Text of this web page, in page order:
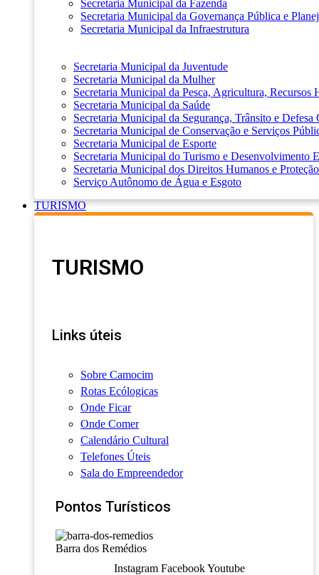
Secretaria Municipal da Fazenda
Secretaria Municipal da Governança Pública e
Secretaria Municipal da Infraestrutura
Secretaria Municipal da Juventude
Secretaria Municipal da Mulher
Secretaria Municipal da Pesca, Agricultura, Recursos
Secretaria Municipal da Saúde
Secretaria Municipal da Segurança, Trânsito e Defesa
Secretaria Municipal de Conservação e Serviços
Secretaria Municipal de Esporte
Secretaria Municipal do Turismo e Desenvolvimento
Secretaria Municipal dos Direitos Humanos e
Serviço Autônomo de Água e Esgoto
TURISMO
TURISMO
Links úteis
Sobre Camocim
Rotas Ecólogicas
Onde Ficar
Onde Comer
Calendário Cultural
Telefones Úteis
Sala do Empreendedor
Pontos Turísticos
Barra dos Remédios
Instagram Facebook Youtube